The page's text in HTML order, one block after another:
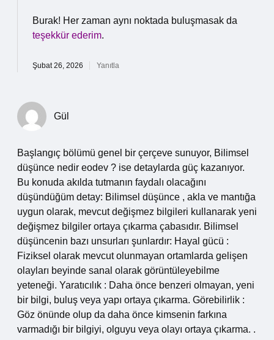
Burak! Her zaman aynı noktada buluşmasak da
teşekkür ederim.
Şubat 26, 2026 Yanıtla
Gül
Başlangıç bölümü genel bir çerçeve sunuyor, Bilimsel
düşünce nedir eodev ? ise detaylarda güç kazanıyor.
Bu konuda akılda tutmanın faydalı olacağını
düşündüğüm detay: Bilimsel düşünce , akla ve mantığa
uygun olarak, mevcut değişmez bilgileri kullanarak yeni
değişmez bilgiler ortaya çıkarma çabasıdır. Bilimsel
düşüncenin bazı unsurları şunlardır: Hayal gücü :
Fiziksel olarak mevcut olunmayan ortamlarda gelişen
olayları beyinde sanal olarak görüntüleyebilme
yeteneği. Yaratıcılık : Daha önce benzeri olmayan, yeni
bir bilgi, buluş veya yapı ortaya çıkarma. Görebilirlik :
Göz önünde olup da daha önce kimsenin farkına
varmadığı bir bilgiyi, olguyu veya olayı ortaya çıkarma. .